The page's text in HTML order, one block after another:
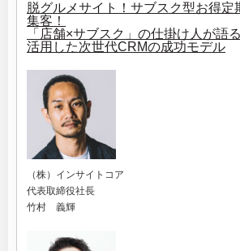
脱グルメサイト！サブスク型お得定
集客！
「店舗×サブスク」の仕掛け人が語
活用した次世代CRMの成功モデル
（株）インサイトコア
代表取締役社長
竹村 義輝